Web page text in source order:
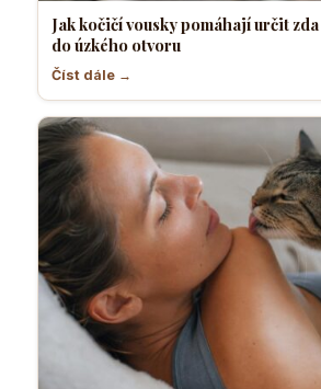
Jak kočičí vousky pomáhají určit
do úzkého otvoru
Číst dále →